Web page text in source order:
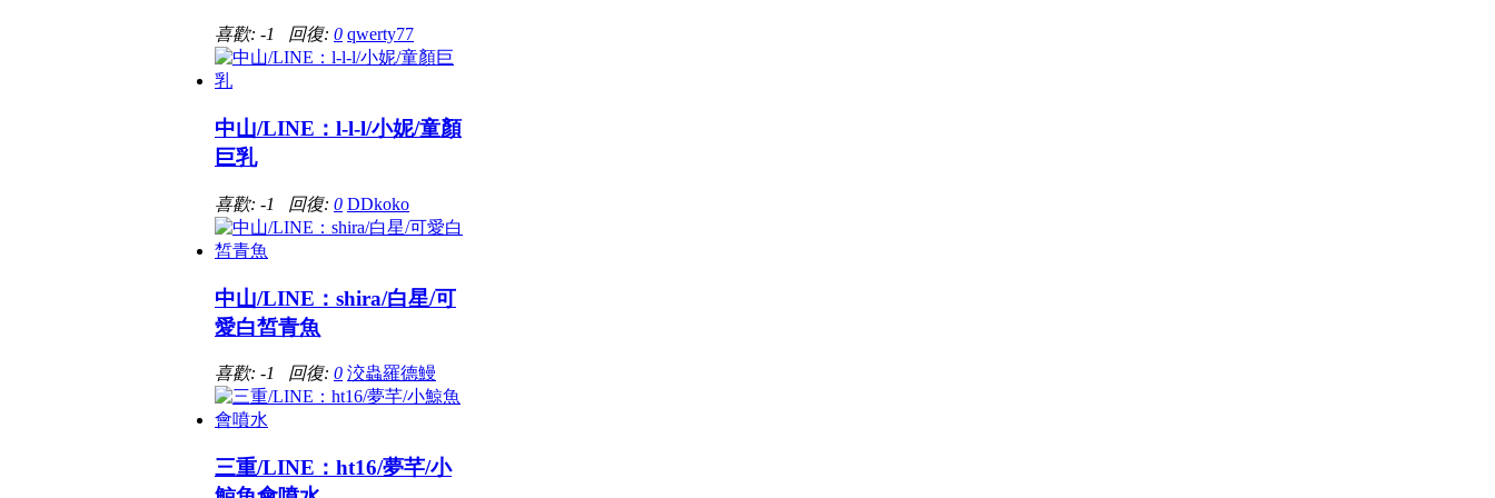
喜歡: -1 回復: 0 qwerty77
中山/LINE：l-l-l/小妮/童顏
巨乳
喜歡: -1 回復: 0 DDkoko
中山/LINE：shira/白星/可
愛白皙青魚
喜歡: -1 回復: 0 洨蟲羅德鰻
三重/LINE：ht16/夢芊/小